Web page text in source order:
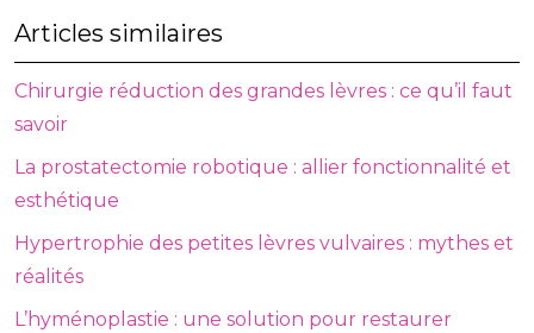
Articles similaires
Chirurgie réduction des grandes lèvres : ce qu’il faut
savoir
La prostatectomie robotique : allier fonctionnalité et
esthétique
Hypertrophie des petites lèvres vulvaires : mythes et
réalités
L’hyménoplastie : une solution pour restaurer